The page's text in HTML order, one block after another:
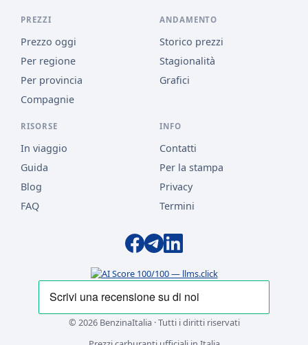
PREZZI
Prezzo oggi
Per regione
Per provincia
Compagnie
ANDAMENTO
Storico prezzi
Stagionalità
Grafici
RISORSE
In viaggio
Guida
Blog
FAQ
INFO
Contatti
Per la stampa
Privacy
Termini
© 2026 BenzinaItalia · Tutti i diritti riservati